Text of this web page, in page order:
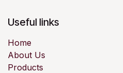
Useful links
Home
About Us
Products